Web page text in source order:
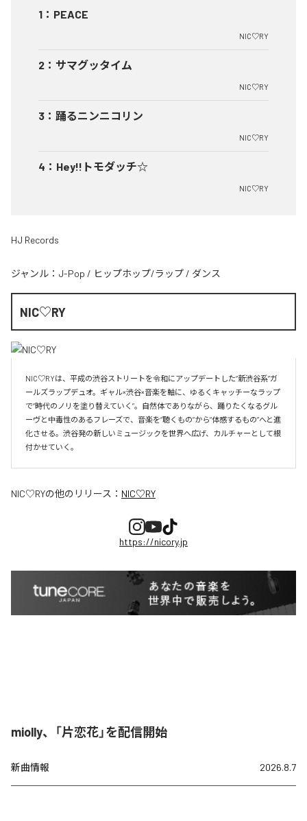
1 ： PEACE
NIC♡RY
2 ： サマグッタイム
NIC♡RY
3 ： 踊るニンニコリン
NIC♡RY
4 ： Hey!!トモダッチ☆
NIC♡RY
HJ Records
ジャンル： J-Pop / ヒップホップ/ラップ / ダンス
NIC♡RY
NIC♡RYは、平成の渋谷ストリートを令和にアップデートした“新渋谷系”ガ
ールズラップデュオ。ギャル×渋谷×音楽を軸に、ゆるくキャッチーなラップ
で“時代のノリを塗り替えていく”。自然体でありながら、踊りたくなるグル
ーヴと中毒性のあるフレーズで、音楽を“聴くもの”から“体感するもの”へと進
化させる。渋谷発の新しいミュージックを世界へ広げ、カルチャーとして根
付かせていく。
NIC♡RYの他のリリース： NIC♡RY
https://nicory.jp
miolly、「片恋花」を配信開始
新曲情報 2026.8.7